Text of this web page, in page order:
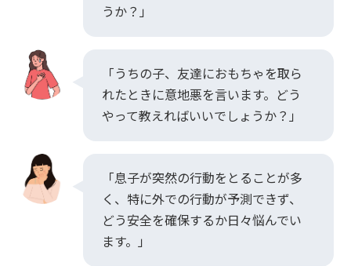
うか？」
「うちの子、友達におもちゃを取ら
れたときに意地悪を言います。どう
やって教えればいいでしょうか？」
「息子が突然の行動をとることが多
く、特に外での行動が予測できず、
どう安全を確保するか日々悩んでい
ます。」